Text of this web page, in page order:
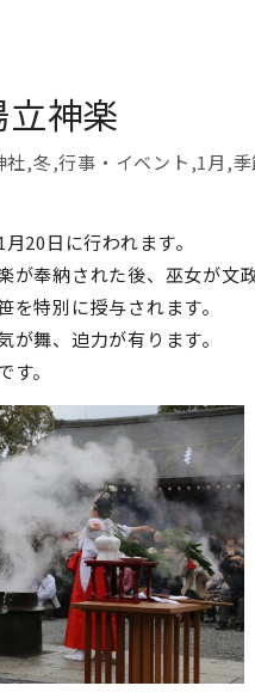
神楽
社,冬,行事・イベント ,1月 ,
20日に行われます。
が奉納された後、巫女が文
を特別に授与されます。
が舞、迫力が有ります。
。